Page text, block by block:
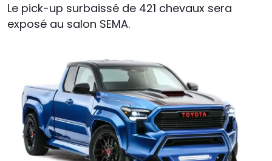
Le pick-up surbaissé de 421 chevaux sera
exposé au salon SEMA.